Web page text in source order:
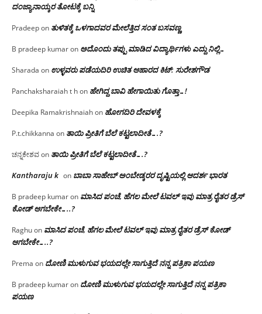
ದಂಜ್ಯಾನಾಯ್ಕರ ತೋಟಕ್ಕೆ ಬನ್ನಿ
Pradeepon ತುಳಿತಕ್ಕೆ ಒಳಗಾದವರ ಮೇಲೆತ್ತಿದ ಸಂತ ಬಸವಣ್ಣ
B pradeep kumaron ಅದೊಂದು ತಪ್ಪು ಮಾಡಿದ ವಿದ್ಯಾರ್ಥಿಗಳು ಎದ್ದು ನಿಲ್ಲಿ…
Sharada on ಉಳ್ಳವರು ಪಡೆಯದಿರಿ ಉಚಿತ ಆಹಾರದ ಕಿಟ್: ಸುರೇಶಗೌಡ
Panchaksharaiah t hon ಹೇಗಿದ್ದ ಬಾವಿ ಹೇಗಾಯಿತು ಗೊತ್ತಾ…!
Deepika Ramakrishnaiahon ಹೋಗದಿರಿ ದೇವಳಕ್ಕೆ
P.t.chikkanna on ತಾಯಿ ಪ್ರೀತಿಗೆ ಬೆಲೆ ಕಟ್ಟಲಾದೀತೆ….?
ಚನ್ನಕೇಶವon ತಾಯಿ ಪ್ರೀತಿಗೆ ಬೆಲೆ ಕಟ್ಟಲಾದೀತೆ….?
Kantharaju k on ಬಾಬಾ ಸಾಹೇಬ್ ಅಂಬೇಡ್ಕರರ ದೃಷ್ಟಿಯಲ್ಲಿ ಆದರ್ಶ ಭಾರತ
B pradeep kumaron ಮಾಸಿದ ಪಂಚೆ, ಹೆಗಲ ಮೇಲೆ ಟವಲ್‌ ಇವು ಮಾತ್ರ ರೈತರ ಡ್ರೆಸ್‌
ಕೋಡ್ ಆಗಬೇಕೇ…..?‌
Raghuon ಮಾಸಿದ ಪಂಚೆ, ಹೆಗಲ ಮೇಲೆ ಟವಲ್‌ ಇವು ಮಾತ್ರ ರೈತರ ಡ್ರೆಸ್‌ ಕೋಡ್
ಆಗಬೇಕೇ…..?‌
Prema on ದೋಣಿ ಮುಳುಗುವ ಭಯದಲ್ಲೇ ಸಾಗುತ್ತಿದೆ ನನ್ನ ಪತ್ರಿಕಾ ಪಯಣ
B pradeep kumaron ದೋಣಿ ಮುಳುಗುವ ಭಯದಲ್ಲೇ ಸಾಗುತ್ತಿದೆ ನನ್ನ ಪತ್ರಿಕಾ
ಪಯಣ